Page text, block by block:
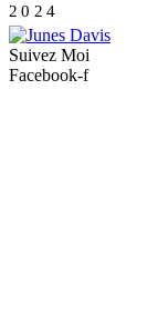
2024
Suivez Moi
Facebook-f